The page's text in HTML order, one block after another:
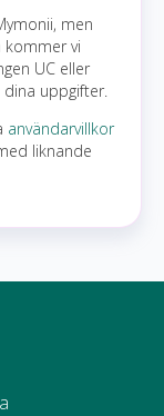
men
kommer vi
UC eller
uppgifter.
användarvillkor
liknande